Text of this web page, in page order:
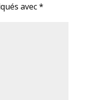
avec*